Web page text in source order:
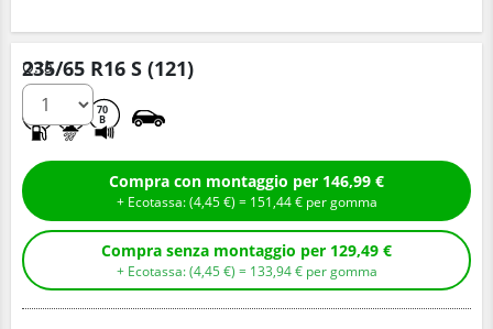
235/65 R16 S (121)
70
B
Q.tà
Compra con montaggio per 146,99 €
+ Ecotassa: (4,45€ ) = 151,44€ per gomma
Compra senza montaggio per 129,49 €
+ Ecotassa: (4,45€ ) = 133,94€ per gomma